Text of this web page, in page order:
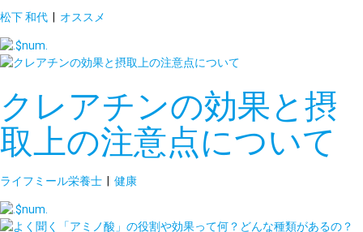
松下 和代 オススメ
クレアチンの効果と摂
取上の注意点について
ライフミール栄養士 | 健康